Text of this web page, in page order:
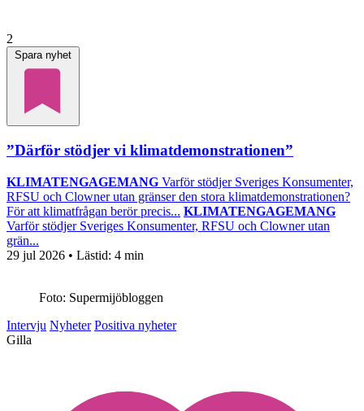
2
Spara nyhet
”Därför stödjer vi klimatdemonstrationen”
KLIMATENGAGEMANG Varför stödjer Sveriges Konsumenter,
RFSU och Clowner utan gränser den stora klimatdemonstrationen?
För att klimatfrågan berör precis... KLIMATENGAGEMANG
Varför stödjer Sveriges Konsumenter, RFSU och Clowner utan
grän...
29 jul 2026 • Lästid: 4 min
Foto: Supermijöbloggen
Intervju Nyheter Positiva nyheter
Gilla